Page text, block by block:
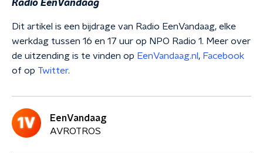
Radio EenVandaag
Dit artikel is een bijdrage van Radio EenVandaag, elke
werkdag tussen 16 en 17 uur op NPO Radio 1. Meer over
de uitzending is te vinden op EenVandaag.nl , Facebook
of op Twitter.
EenVandaag
AVROTROS